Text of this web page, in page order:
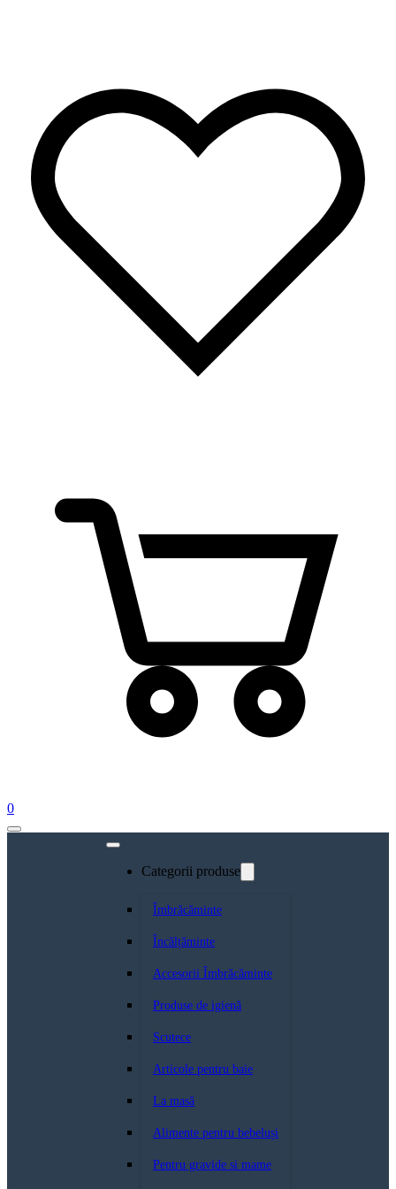
0
Categorii produse
Îmbrăcăminte
Încălțăminte
Accesorii Îmbrăcăminte
Produse de igienă
Scutece
Articole pentru baie
La masă
Alimente pentru bebeluși
Pentru gravide si mame